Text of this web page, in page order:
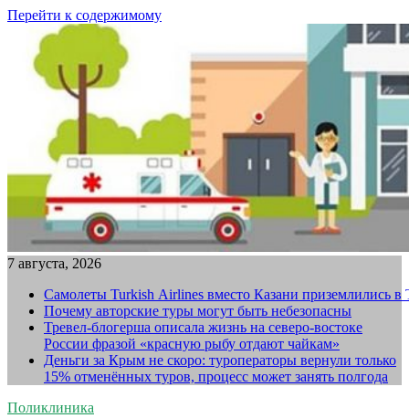
Перейти к содержимому
7 августа, 2026
Самолеты Turkish Airlines вместо Казани приземлились в
Почему авторские туры могут быть небезопасны
Тревел-блогерша описала жизнь на северо-востоке
России фразой «красную рыбу отдают чайкам»
Деньги за Крым не скоро: туроператоры вернули только
15% отменённых туров, процесс может занять полгода
Поликлиника